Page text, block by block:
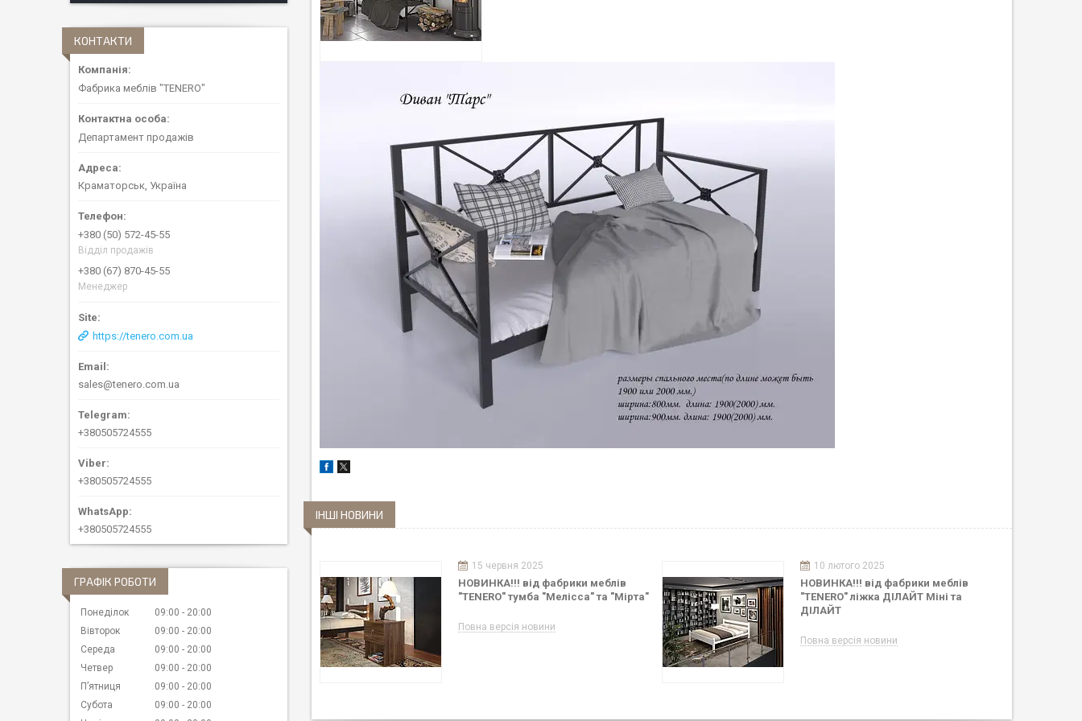
ІНШІ НОВИНИ
15 червня 2025
НОВИНКА!!! від фабрики меблів
"TENERO" тумба "Мелісса" та "Мірта"
Повна версія новини
10 лютого 2025
НОВИНКА!!! від фабрики меблів
"TENERO" ліжка ДІЛАЙТ Міні та
ДІЛАЙТ
Повна версія новини
КОНТАКТИ
Фабрика меблів "TENERO"
Департамент продажів
Краматорськ, Україна
+380 (50) 572-45-55
Відділ продажів
+380 (67) 870-45-55
Менеджер
https://tenero.com.ua
sales@tenero.com.ua
+380505724555
+380505724555
+380505724555
ГРАФІК РОБОТИ
Понеділок 09:00
20:00
Вівторок
09:00
20:00
Середа
09:00
20:00
Четвер
09:00
20:00
Пʼятниця
09:00
20:00
Субота
09:00
20:00